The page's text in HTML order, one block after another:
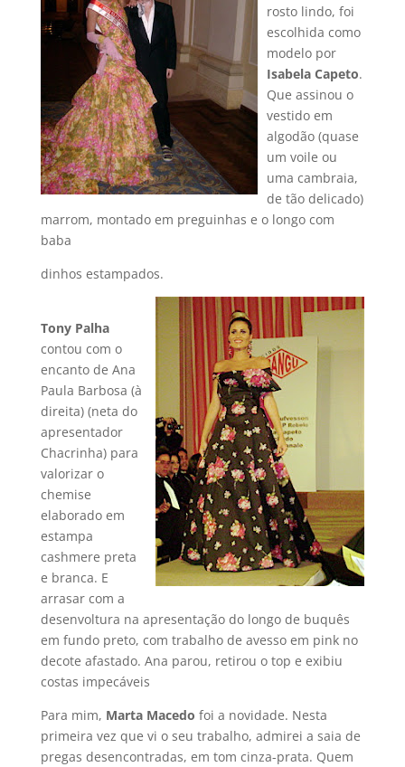
rosto lindo, foi
escolhida como
modelo por
Isabela Capeto.
Que assinou o
vestido em
algodão (quase
um voile ou
uma cambraia,
de tão delicado)
marrom, montado em preguinhas e o longo com
baba
dinhos estampados.
Tony Palha
contou com o
encanto de Ana
Paula Barbosa (à
direita) (neta do
apresentador
Chacrinha) para
valorizar o
chemise
elaborado em
estampa
cashmere preta
e branca. E
arrasar com a
desenvoltura na apresentação do longo de buquês
em fundo preto, com trabalho de avesso em pink no
decote afastado. Ana parou, retirou o top e exibiu
costas impecáveis
Para mim, Marta Macedo foi a novidade. Nesta
primeira vez que vi o seu trabalho, admirei a saia de
pregas desencontradas, em tom cinza-prata. Quem